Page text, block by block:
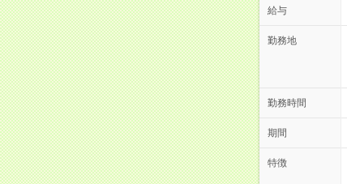
給与
勤務地
勤務時間
期間
特徴